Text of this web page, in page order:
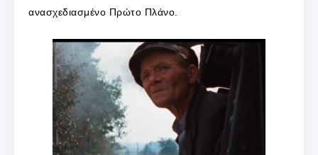
ανασχεδιασμένο Πρώτο Πλάνο.